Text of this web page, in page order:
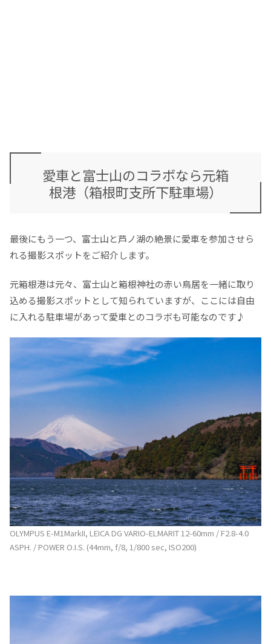
愛車と富士山のコラボなら元箱
根港（箱根町支所下駐車場）
最後にもう一つ、富士山と芦ノ湖の絶景に愛車を参加させら
れる撮影スポットをご紹介します。
元箱根港は元々、富士山と箱根神社の赤い鳥居を一緒に取り
込める撮影スポットとして知られていますが、ここには自由
に入れる駐車場があって愛車とのコラボも可能なのです♪
OLYMPUS E-M1MarkII, LEICA DG VARIO-ELMARIT 12-60mm / F2.8-4.0
ASPH. / POWER O.I.S. (44mm, f/8, 1/800 sec, ISO200)